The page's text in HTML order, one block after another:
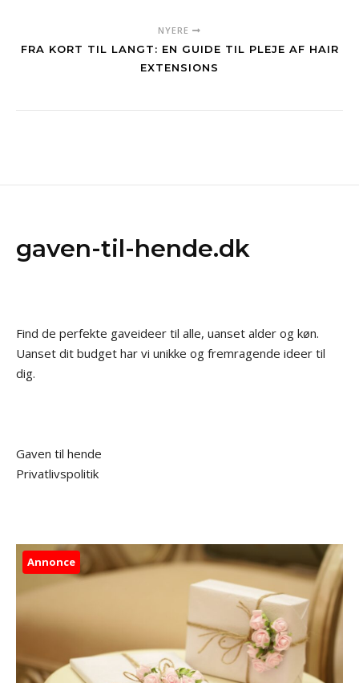
NYERE
FRA KORT TIL LANGT: EN GUIDE TIL PLEJE AF HAIR
EXTENSIONS
gaven-til-hende.dk
Find de perfekte gaveideer til alle, uanset alder og køn.
Uanset dit budget har vi unikke og fremragende ideer til
dig.
Gaven til hende
Privatlivspolitik
Annonce